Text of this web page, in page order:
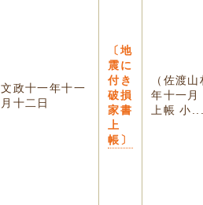
文政十一年十一
月十二日
〔地
震に
付き
破損
家書
上
帳〕
（佐渡
年十一
上帳 小